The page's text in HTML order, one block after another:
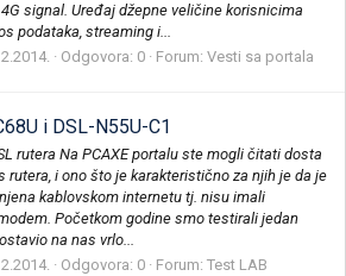
signal. Uređaj džepne veličine korisnicima
podataka, streaming i...
Odgovora: 0 Forum: Vesti sa portala
i DSL-N55U-C1
rutera Na PCAXE portalu ste mogli čitati dosta
rutera, i ono što je karakteristično za njih je da je
kablovskom internetu tj. nisu imali
Početkom godine smo testirali jedan
na nas vrlo...
Odgovora: 0 Forum: Test LAB